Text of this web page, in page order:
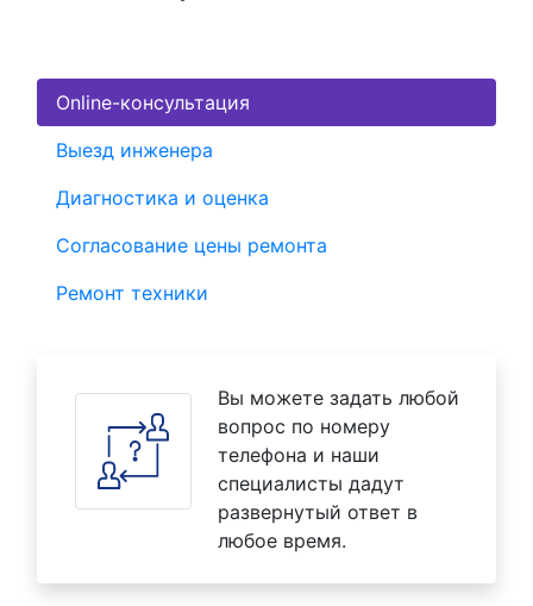
Online-консультация
Выезд инженера
Диагностика и оценка
Согласование цены ремонта
Ремонт техники
Вы можете задать любой
вопрос по номеру
телефона и наши
специалисты дадут
развернутый ответ в
любое время.